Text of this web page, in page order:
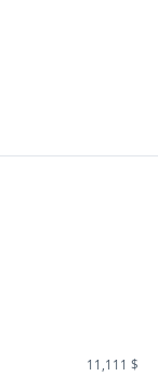
11,111 $